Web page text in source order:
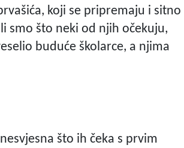
koji se pripremaju i sitno
smo što neki od njih očekuju,
buduće školarce, a njima
što ih čeka s prvim